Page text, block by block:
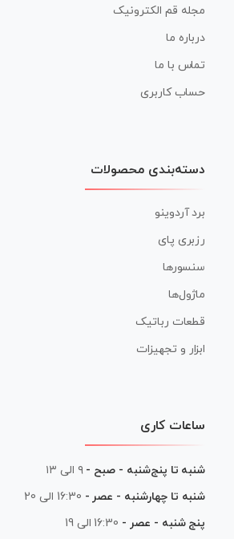
مجله قم الکترونیک
درباره ما
تماس با ما
حساب کاربری
دسته‌بندی محصولات
برد آردوینو
رزبری پای
سنسورها
ماژول‌ها
قطعات رباتیک
ابزار و تجهیزات
ساعات کاری
شنبه تا پنج‌شنبه - صبح - ۹ الی ۱۳
شنبه تا چهارشنبه - عصر - 16:30 الی 20
پنج شنبه - عصر - 16:30 الی 19